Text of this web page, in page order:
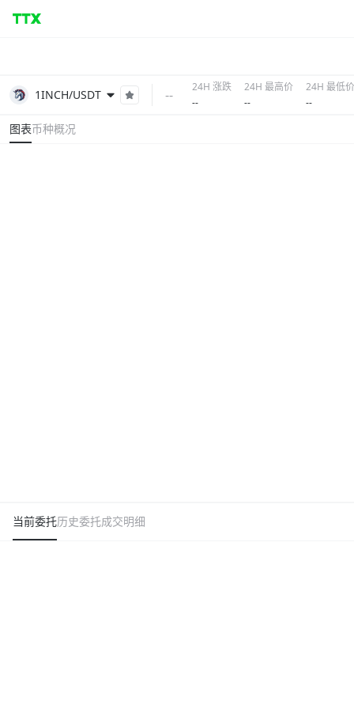
1INCH/USDT --
24H 涨跌
--
24H 最高价
--
24H 最低价
--
图表币种概况
当前委托历史委托成交明细